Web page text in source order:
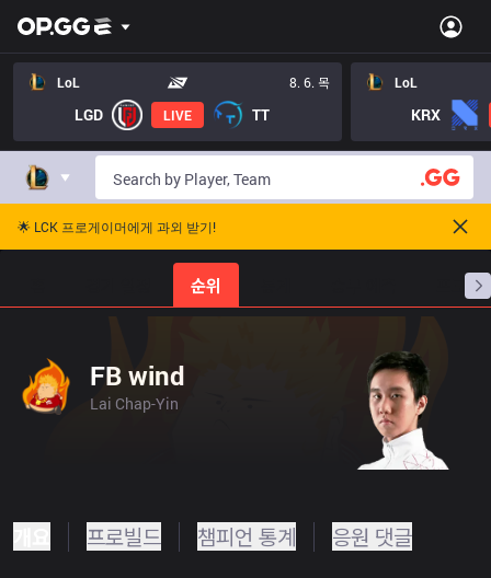
LoL 8. 6. 목
LGD LIVE TT
LoL
KRX
🌟 LCK 프로게이머에게 과외 받기!
순위 프로빌
FB wind
Lai Chap-Yin
프로빌드 챔피언 통계 응원 댓글